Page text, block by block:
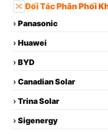
Đối Tác Phân Phối
› Panasonic
› Huawei
› BYD
› Canadian Solar
› Trina Solar
› Sigenergy